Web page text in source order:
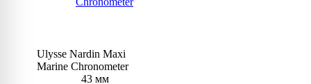
Ulysse Nardin Maxi
Marine Chronometer
43 мм